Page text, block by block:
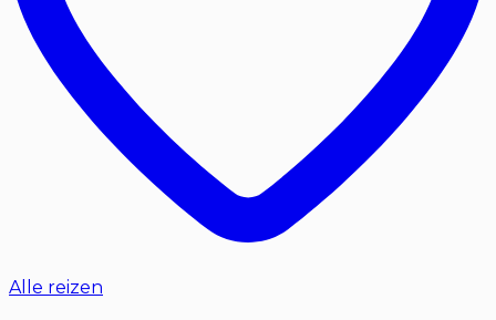
Alle reizen